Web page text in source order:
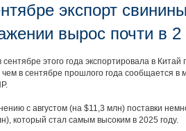
экспорт
вырос почти в 2
сентябре этого года экспортировала в
в сентябре прошлого года сообщается в
с августом (на $11,3 млн) поставки
который стал самым высоким в 2025 году.